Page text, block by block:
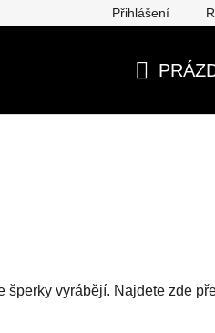
vrácení, reklamace Obchodní
Přihlášení
šperky vyrábějí. Najdete zde